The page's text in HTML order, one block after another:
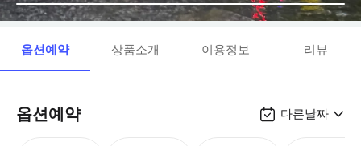
옵션예약 상품소개 이용정보 리뷰
옵션예약 다른날짜